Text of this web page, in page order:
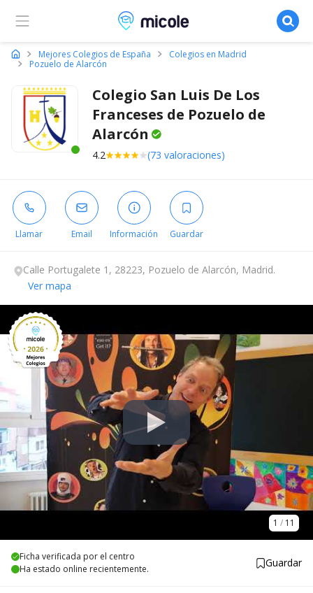
Micole, buscador de colegios
Mejores Colegios de España
Colegios en Madrid
Pozuelo de Alarcón
Este centro ha estado online recientemente
Colegio San Luis De Los
Franceses de Pozuelo de
Alarcón
4.2 (73 valoraciones)
Llamar Email Información Guardar
Calle Portugalete 1, 28223, Pozuelo de Alarcón, Madrid.
Ver mapa
1 / 11
Ficha verificada por el centro
Ha estado online recientemente.
Guardar